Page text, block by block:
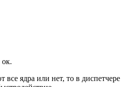
все ядра или нет, то в диспетчере